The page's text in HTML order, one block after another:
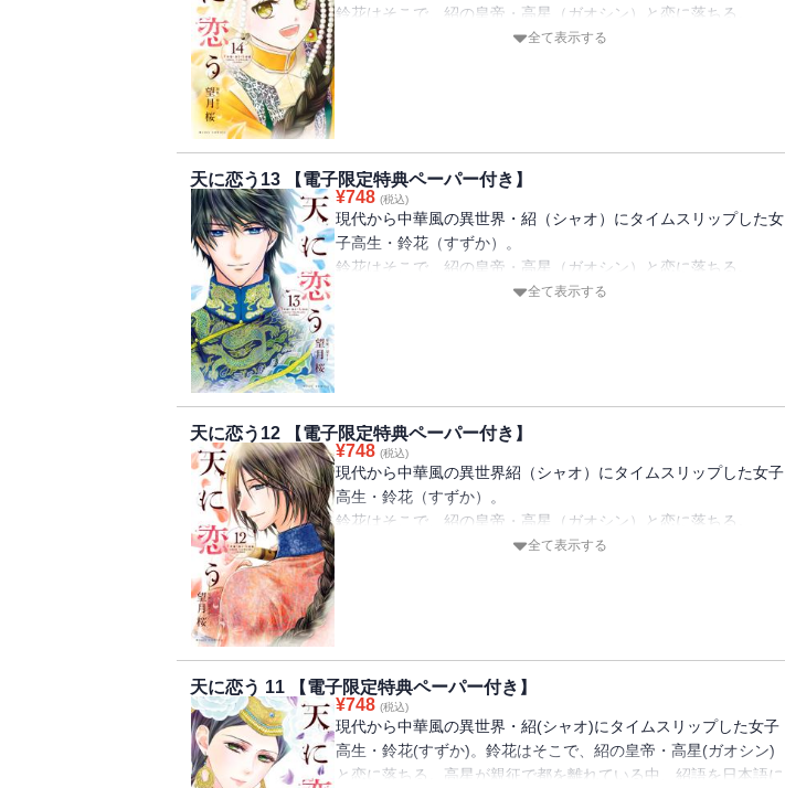
鈴花はそこで、紹の皇帝・高星（ガオシン）と恋に落ちる。
皇后に相応しい人間になると決意した鈴花は、避暑山荘で出逢っ
時をかける運命の中華ロマンス♪
※電子限定特典ペーパー付き
全て表示する
天に恋う13 【電子限定特典ペーパー付き】
¥748 (税込)
現代から中華風の異世界・紹（シャオ）にタイムスリップした女
子高生・鈴花（すずか）。
鈴花はそこで、紹の皇帝・高星（ガオシン）と恋に落ちる。
高星の隣に立ち、皇后に相応しい人間になると決意した鈴花は、
て……!?
時をかける運命の中華ロマンス★
※電子限定特典ペーパー付き
全て表示する
天に恋う12 【電子限定特典ペーパー付き】
¥748 (税込)
現代から中華風の異世界紹（シャオ）にタイムスリップした女子
高生・鈴花（すずか）。
鈴花はそこで、紹の皇帝・高星（ガオシン）と恋に落ちる。
事が待ち受けていて―――！
時をかける運命の中華ロマンス★
※電子限定特典ペーパー付き
全て表示する
天に恋う 11 【電子限定特典ペーパー付き】
¥748 (税込)
現代から中華風の異世界・紹(シャオ)にタイムスリップした女子
高生・鈴花(すずか)。鈴花はそこで、紹の皇帝・高星(ガオシン)
と恋に落ちる。高星が親征で都を離れている中、紹語を日本語に